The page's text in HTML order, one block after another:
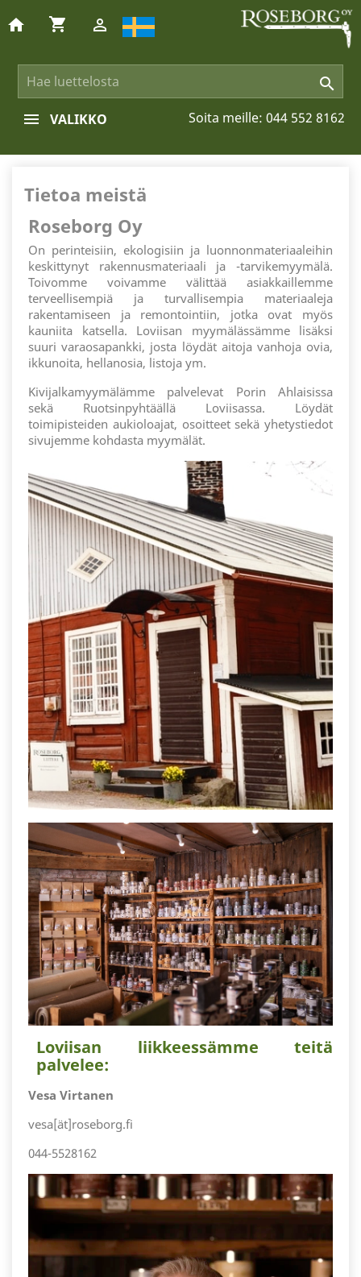

home shopping_cart 
Soita meille: 044 552 8162
VALIKKO
Tietoa meistä
Roseborg Oy
On perinteisiin, ekologisiin ja luonnonmateriaaleihin
keskittynyt rakennusmateriaali ja -tarvikemyymälä.
Toivomme voivamme välittää asiakkaillemme
terveellisempiä ja turvallisempia materiaaleja
rakentamiseen ja remontointiin, jotka ovat myös
kauniita katsella. Loviisan myymälässämme lisäksi
suuri varaosapankki, josta löydät aitoja vanhoja ovia,
ikkunoita, hellanosia, listoja ym.
Kivijalkamyymälämme palvelevat Porin Ahlaisissa
sekä Ruotsinpyhtäällä Loviisassa. Löydät
toimipisteiden aukioloajat, osoitteet sekä yhetystiedot
sivujemme kohdasta myymälät.
Loviisan liikkeessämme teitä
palvelee:
Vesa Virtanen
vesa[ät]roseborg.fi
044-5528162